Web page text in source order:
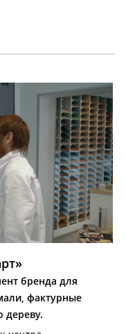
бренда для
фактурные
дереву.